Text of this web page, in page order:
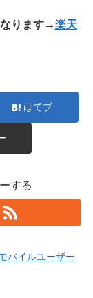
ります→楽天
はてブ
する
バイルユーザー